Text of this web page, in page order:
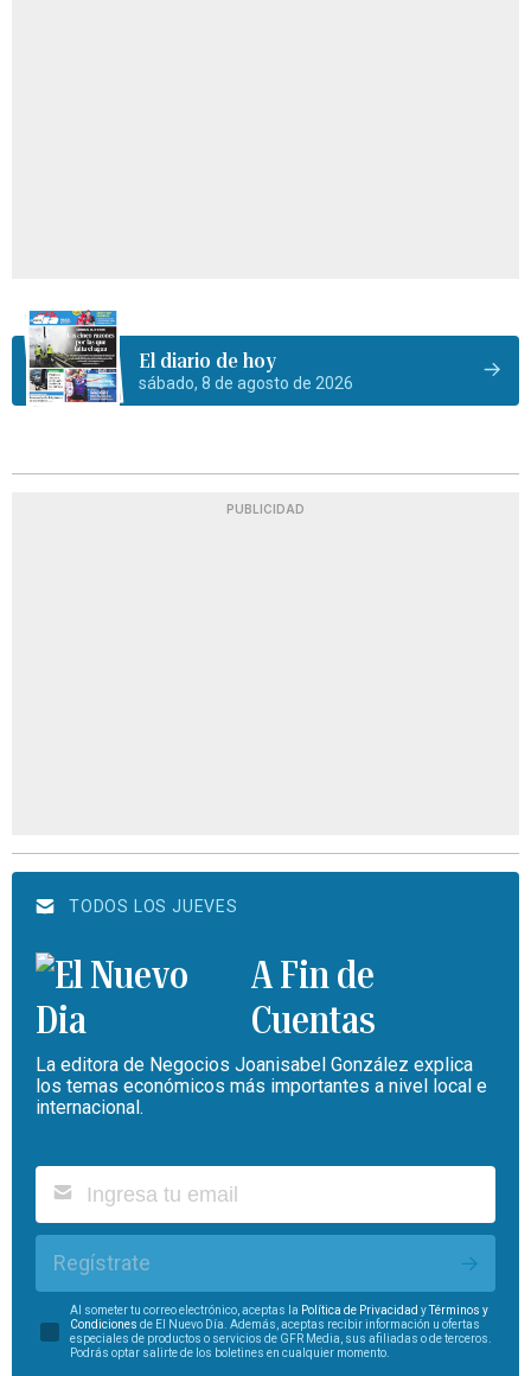
El diario de hoy
sábado, 8 de agosto de 2026
PUBLICIDAD
TODOS LOS JUEVES
A Fin de
Cuentas
La editora de Negocios Joanisabel González explica
los temas económicos más importantes a nivel local e
internacional.
Regístrate
Al someter tu correo electrónico, aceptas la Política de Privacidad y
Términos y
Condiciones de El Nuevo Día. Además, aceptas recibir información u ofertas
especiales de productos o servicios de GFR Media, sus afiliadas o de terceros.
Podrás optar salirte de los boletines en cualquier momento.